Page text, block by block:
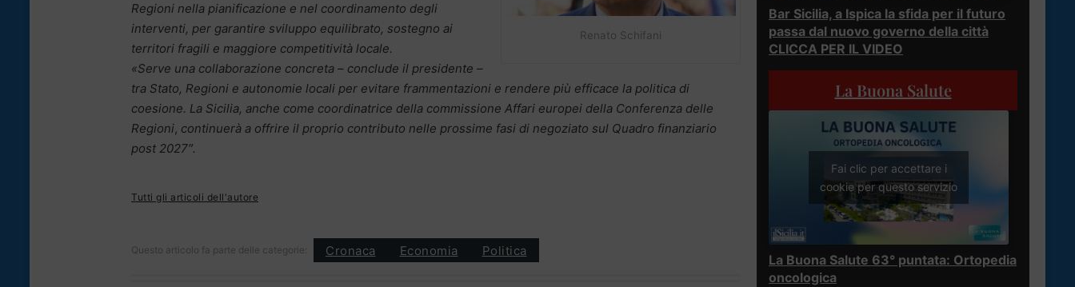
Renato Schifani
Regioni nella pianificazione e nel coordinamento degli
interventi, per garantire sviluppo equilibrato, sostegno ai
territori fragili e maggiore competitività locale.
«Serve una collaborazione concreta – conclude il presidente –
tra Stato, Regioni e autonomie locali per evitare frammentazioni e rendere più efficace la politica di
coesione. La Sicilia, anche come coordinatrice della commissione Affari europei della Conferenza delle
Regioni, continuerà a offrire il proprio contributo nelle prossime fasi di negoziato sul Quadro finanziario
post 2027″.
Tutti gli articoli dell'autore
Questo articolo fa parte delle categorie: Cronaca Economia Politica
Bar Sicilia, a Ispica la sfida per il futuro
passa dal nuovo governo della città
CLICCA PER IL VIDEO
La Buona Salute
Fai clic per accettare i
cookie per questo servizio
La Buona Salute 63° puntata: Ortopedia
oncologica